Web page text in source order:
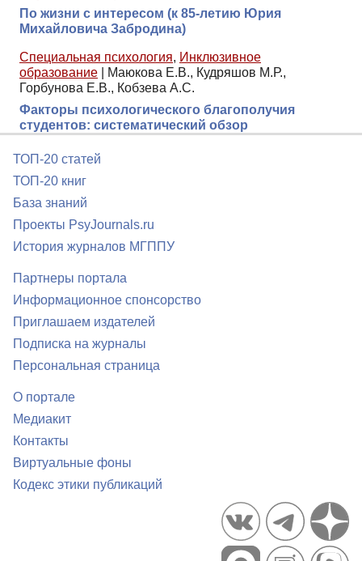
По жизни с интересом (к 85-летию Юрия
Михайловича Забродина)
Специальная психология, Инклюзивное
образование
Маюкова Е.В., Кудряшов М.Р.,
Горбунова Е.В., Кобзева А.С.
Факторы психологического благополучия
студентов: систематический обзор
ТОП-20 статей
ТОП-20 книг
База знаний
Проекты PsyJournals.ru
История журналов МГППУ
Партнеры портала
Информационное спонсорство
Приглашаем издателей
Подписка на журналы
Персональная страница
О портале
Медиакит
Контакты
Виртуальные фоны
Кодекс этики публикаций